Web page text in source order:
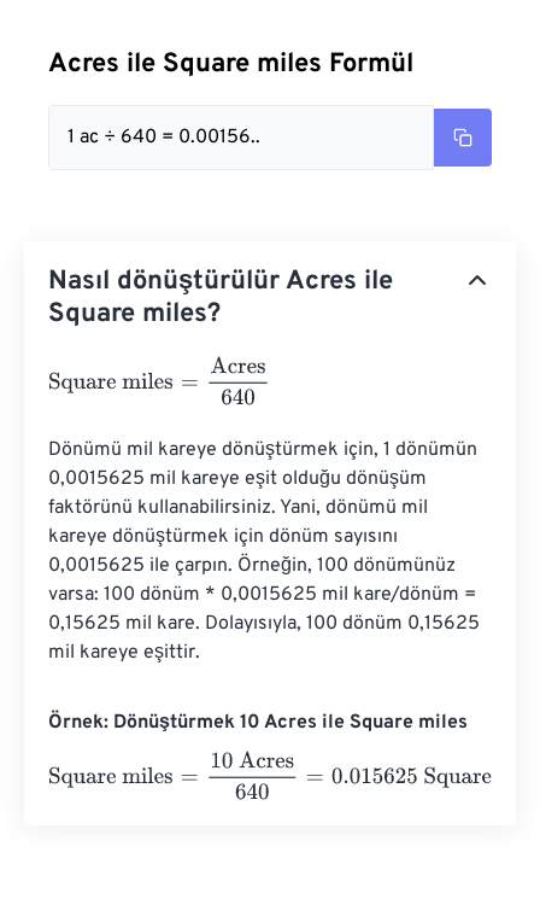
Acres ile Square miles Formül
1 ac ÷ 640 = 0.00156..
Nasıl dönüştürülür Acres ile
Square miles?
Square miles Acres640
Dönümü mil kareye dönüştürmek için, 1 dönümün
0,0015625 mil kareye eşit olduğu dönüşüm
faktörünü kullanabilirsiniz. Yani, dönümü mil
kareye dönüştürmek için dönüm sayısını
0,0015625 ile çarpın. Örneğin, 100 dönümünüz
varsa: 100 dönüm * 0,0015625 mil kare/dönüm =
0,15625 mil kare. Dolayısıyla, 100 dönüm 0,15625
mil kareye eşittir.
Örnek: Dönüştürmek 10 Acres ile Square miles
Square miles
10 Acres640= 0.015625 Square miles